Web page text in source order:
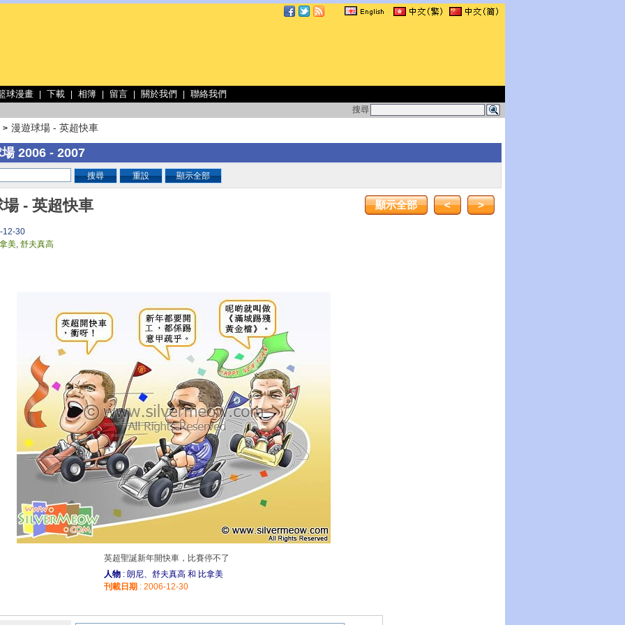
球漫畫 下載 相簿 留言 關於我們 聯絡我們
搜尋
> 漫遊球場 - 英超快車
2006 - 2007
搜尋 重設 顯示全部
- 英超快車 顯示全部 < >
12-30
美, 舒夫真高
英超聖誕新年開快車，比賽停不了
人物 : 朗尼、舒夫真高 和 比拿美
刊載日期 : 2006-12-30